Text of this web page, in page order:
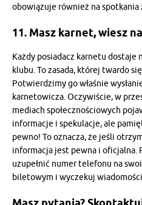
obowiązuje również na spotkania
11. Masz karnet, wiesz
Każdy posiadacz karnetu dostaje
klubu. To zasada, której twardo
Potwierdzimy go właśnie
karnetowicza. Oczywiście, w
mediach społecznościowych
informacje i spekulacje, ale
pewno! To oznacza, że jeśli
informacja jest pewna i oficjalna.
uzupełnić numer telefonu na
biletowym i wyczekuj